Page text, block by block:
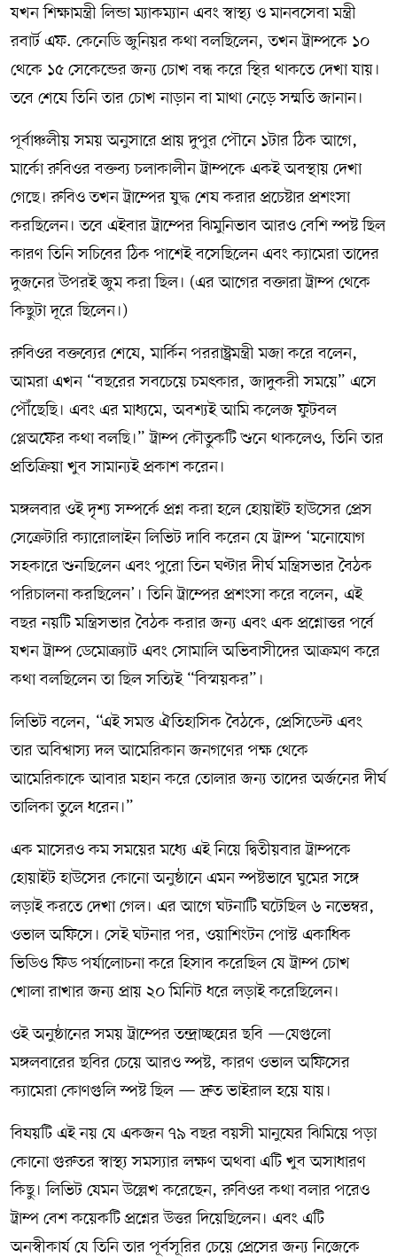
যখন শিক্ষামন্ত্রী লিন্ডা ম্যাকম্যান এবং স্বাস্থ্য ও মানবসেবা মন্ত্রী
রবার্ট এফ. কেনেডি জুনিয়র কথা বলছিলেন, তখন ট্রাম্পকে ১০
থেকে ১৫ সেকেন্ডের জন্য চোখ বন্ধ করে স্থির থাকতে দেখা যায়।
তবে শেষে তিনি তার চোখ নাড়ান বা মাথা নেড়ে সম্মতি জানান।
পূর্বাঞ্চলীয় সময় অনুসারে প্রায় দুপুর পৌনে ১টার ঠিক আগে,
মার্কো রুবিওর বক্তব্য চলাকালীন ট্রাম্পকে একই অবস্থায় দেখা
গেছে। রুবিও তখন ট্রাম্পের যুদ্ধ শেষ করার প্রচেষ্টার প্রশংসা
করছিলেন। তবে এইবার ট্রাম্পের ঝিমুনিভাব আরও বেশি স্পষ্ট ছিল
কারণ তিনি সচিবের ঠিক পাশেই বসেছিলেন এবং ক্যামেরা তাদের
দুজনের উপরই জুম করা ছিল। (এর আগের বক্তারা ট্রাম্প থেকে
কিছুটা দূরে ছিলেন।)
রুবিওর বক্তব্যের শেষে, মার্কিন পররাষ্ট্রমন্ত্রী মজা করে বলেন,
আমরা এখন “বছরের সবচেয়ে চমৎকার, জাদুকরী সময়ে” এসে
পৌঁছেছি। এবং এর মাধ্যমে, অবশ্যই আমি কলেজ ফুটবল
প্লেঅফের কথা বলছি।” ট্রাম্প কৌতুকটি শুনে থাকলেও, তিনি তার
প্রতিক্রিয়া খুব সামান্যই প্রকাশ করেন।
মঙ্গলবার ওই দৃশ্য সম্পর্কে প্রশ্ন করা হলে হোয়াইট হাউসের প্রেস
সেক্রেটারি ক্যারোলাইন লিভিট দাবি করেন যে ট্রাম্প ‘মনোযোগ
সহকারে শুনছিলেন এবং পুরো তিন ঘণ্টার দীর্ঘ মন্ত্রিসভার বৈঠক
পরিচালনা করছিলেন’। তিনি ট্রাম্পের প্রশংসা করে বলেন, এই
বছর নয়টি মন্ত্রিসভার বৈঠক করার জন্য এবং এক প্রশ্নোত্তর পর্বে
যখন ট্রাম্প ডেমোক্র্যাট এবং সোমালি অভিবাসীদের আক্রমণ করে
কথা বলছিলেন তা ছিল সত্যিই “বিস্ময়কর”।
লিভিট বলেন, “এই সমস্ত ঐতিহাসিক বৈঠকে, প্রেসিডেন্ট এবং
তার অবিশ্বাস্য দল আমেরিকান জনগণের পক্ষ থেকে
আমেরিকাকে আবার মহান করে তোলার জন্য তাদের অর্জনের দীর্ঘ
তালিকা তুলে ধরেন।”
এক মাসেরও কম সময়ের মধ্যে এই নিয়ে দ্বিতীয়বার ট্রাম্পকে
হোয়াইট হাউসের কোনো অনুষ্ঠানে এমন স্পষ্টভাবে ঘুমের সঙ্গে
লড়াই করতে দেখা গেল। এর আগে ঘটনাটি ঘটেছিল ৬ নভেম্বর,
ওভাল অফিসে। সেই ঘটনার পর, ওয়াশিংটন পোস্ট একাধিক
ভিডিও ফিড পর্যালোচনা করে হিসাব করেছিল যে ট্রাম্প চোখ
খোলা রাখার জন্য প্রায় ২০ মিনিট ধরে লড়াই করেছিলেন।
ওই অনুষ্ঠানের সময় ট্রাম্পের তন্দ্রাচ্ছন্নের ছবি —যেগুলো
মঙ্গলবারের ছবির চেয়ে আরও স্পষ্ট, কারণ ওভাল অফিসের
ক্যামেরা কোণগুলি স্পষ্ট ছিল — দ্রুত ভাইরাল হয়ে যায়।
বিষয়টি এই নয় যে একজন ৭৯ বছর বয়সী মানুষের ঝিমিয়ে পড়া
কোনো গুরুতর স্বাস্থ্য সমস্যার লক্ষণ অথবা এটি খুব অসাধারণ
কিছু। লিভিট যেমন উল্লেখ করেছেন, রুবিওর কথা বলার পরেও
ট্রাম্প বেশ কয়েকটি প্রশ্নের উত্তর দিয়েছিলেন। এবং এটি
অনস্বীকার্য যে তিনি তার পূর্বসূরির চেয়ে প্রেসের জন্য নিজেকে